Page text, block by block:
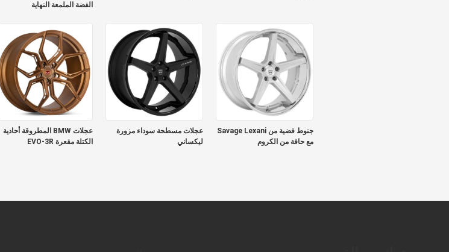
الفضة الملمعة النهاية
عجلات BMW المطروقة أحادية
الكتلة مقعرة EVO-3R
عجلات مسطحة سوداء مزورة
ليكساني
جنوط فضية من Savage Lexani
مع حافة من الكروم